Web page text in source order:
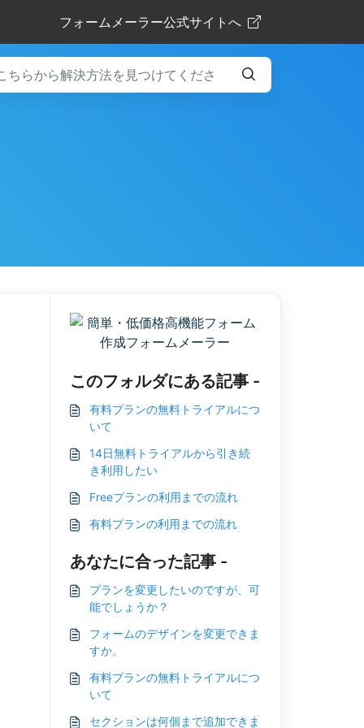
フォームメーラー公式サイトへ
このフォルダにある記事 -
有料プランの無料トライアルにつ
いて
14日無料トライアルから引き続
き利用したい
Freeプランの利用までの流れ
有料プランの利用までの流れ
あなたに合った記事 -
プランを変更したいのですが、可
能でしょうか？
フォームのデザインを変更できま
すか。
有料プランの無料トライアルにつ
いて
セクションは何個まで追加できま